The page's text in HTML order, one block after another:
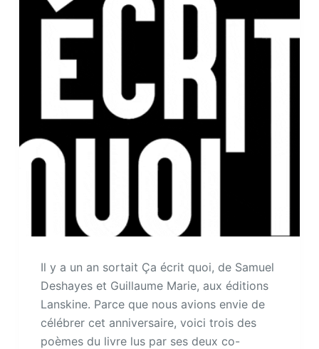
Il y a un an sortait Ça écrit quoi, de Samuel
Deshayes et Guillaume Marie, aux éditions
Lanskine. Parce que nous avions envie de
célébrer cet anniversaire, voici trois des
poèmes du livre lus par ses deux co-